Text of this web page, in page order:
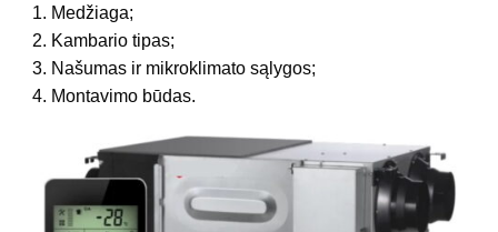
Medžiaga;
Kambario tipas;
Našumas ir mikroklimato sąlygos;
Montavimo būdas.